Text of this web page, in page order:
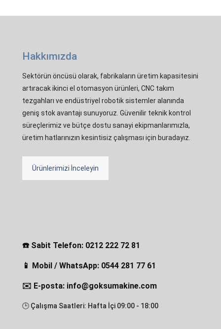
Hakkımızda
Sektörün öncüsü olarak, fabrikaların üretim kapasitesini
artıracak ikinci el otomasyon ürünleri, CNC takım
tezgahları ve endüstriyel robotik sistemler alanında
geniş stok avantajı sunuyoruz. Güvenilir teknik kontrol
süreçlerimiz ve bütçe dostu sanayi ekipmanlarımızla,
üretim hatlarınızın kesintisiz çalışması için buradayız.
Ürünlerimizi İnceleyin
☎️ Sabit Telefon: 0212 222 72 81
📱 Mobil / WhatsApp: 0544 281 77 61
✉️ E-posta: info@goksumakine.com
🕒 Çalışma Saatleri: Hafta İçi 09:00 - 18:00